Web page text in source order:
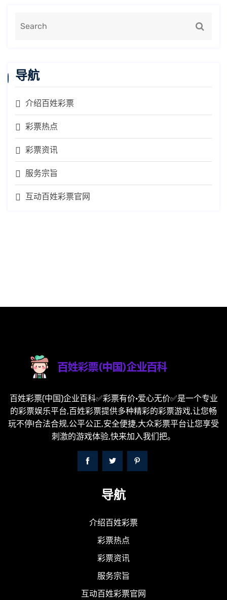
导航
介绍百姓彩票
彩票热点
彩票资讯
服务宗旨
互动百姓彩票官网
百姓彩票(中国)企业百科✅彩票有价·爱心无价✅是一个专业
的彩票娱乐平台,百姓彩票提供多种精彩的彩票游戏,让您畅
玩不停!合法合规,公平公正,安全便捷,大众彩票平台让您享受
刺激的游戏体验,快来加入我们把。
导航
介绍百姓彩票
彩票热点
彩票资讯
服务宗旨
互动百姓彩票官网